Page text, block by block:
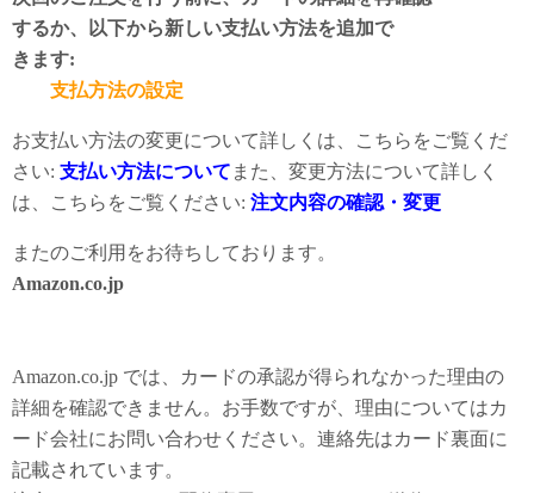
するか、以下から新しい支払い方法を追加で
きます:
支払方法の設定
お支払い方法の変更について詳しくは、こちらをご覧くだ
さい: 支払い方法について また、変更方法について詳しく
は、こちらをご覧ください: 注文内容の確認・変更
またのご利用をお待ちしております。
Amazon.co.jp
Amazon.co.jp では、カードの承認が得られなかった理由の
詳細を確認できません。お手数ですが、理由についてはカ
ード会社にお問い合わせください。連絡先はカード裏面に
記載されています。